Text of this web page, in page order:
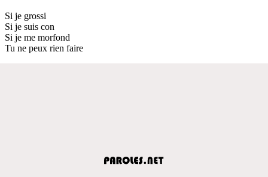
Si je grossi
Si je suis con
Si je me morfond
Tu ne peux rien faire